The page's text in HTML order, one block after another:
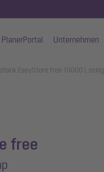
PlanerPortal Unternehmen
EasyStore free 10000 l,
free